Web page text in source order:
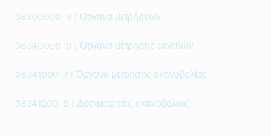
38300000-8 | Όργανα μετρήσεων
38340000-0 | Όργανα μέτρησης μεγεθών
38341000-7 | Όργανα μέτρησης ακτινοβολίας
38341200-9 | Δοσιμετρητές ακτινοβολίας